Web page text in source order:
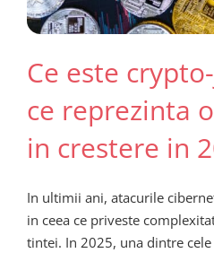
Ce este
ce reprezinta
in crestere in
In ultimii ani, atacurile
in ceea ce priveste
tintei. In 2025, una dintre